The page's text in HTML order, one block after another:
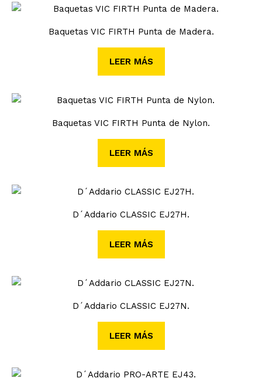
Baquetas VIC FIRTH Punta de Madera.
LEER MÁS
Baquetas VIC FIRTH Punta de Nylon.
LEER MÁS
D´Addario CLASSIC EJ27H.
LEER MÁS
D´Addario CLASSIC EJ27N.
LEER MÁS